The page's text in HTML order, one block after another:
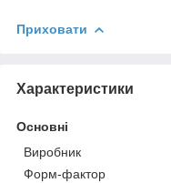
Приховати
Характеристики
Основні
Виробник
Форм-фактор